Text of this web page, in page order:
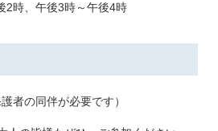
2時、午後3時～午後4時
者の同伴が必要です）